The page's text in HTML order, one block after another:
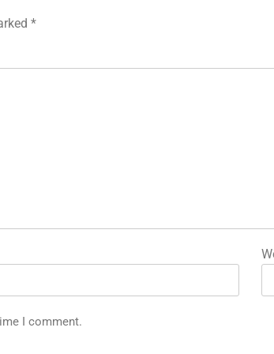
*
I comment.